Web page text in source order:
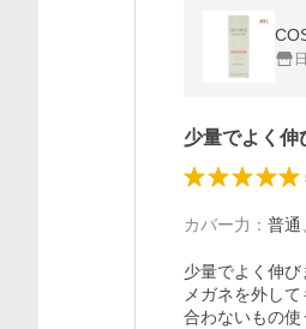
少量でよく
カバー力 ： 普通
少量でよく伸び
メガネを外し
合わないもの使